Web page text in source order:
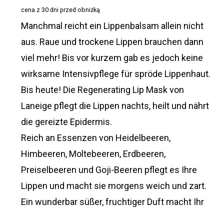
€26,16
€18,96.
cena z 30 dni przed obniżką
Manchmal reicht ein Lippenbalsam allein nicht
aus. Raue und trockene Lippen brauchen dann
viel mehr! Bis vor kurzem gab es jedoch keine
wirksame Intensivpflege für spröde Lippenhaut.
Bis heute! Die Regenerating Lip Mask von
Laneige pflegt die Lippen nachts, heilt und nährt
die gereizte Epidermis.
Reich an Essenzen von Heidelbeeren,
Himbeeren, Moltebeeren, Erdbeeren,
Preiselbeeren und Goji-Beeren pflegt es Ihre
Lippen und macht sie morgens weich und zart.
Ein wunderbar süßer, fruchtiger Duft macht Ihr